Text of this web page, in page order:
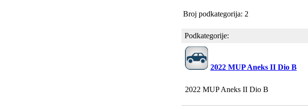
Broj podkategorija: 2
Podkategorije:
2022 MUP Aneks II Dio B
2022 MUP Aneks II Dio B